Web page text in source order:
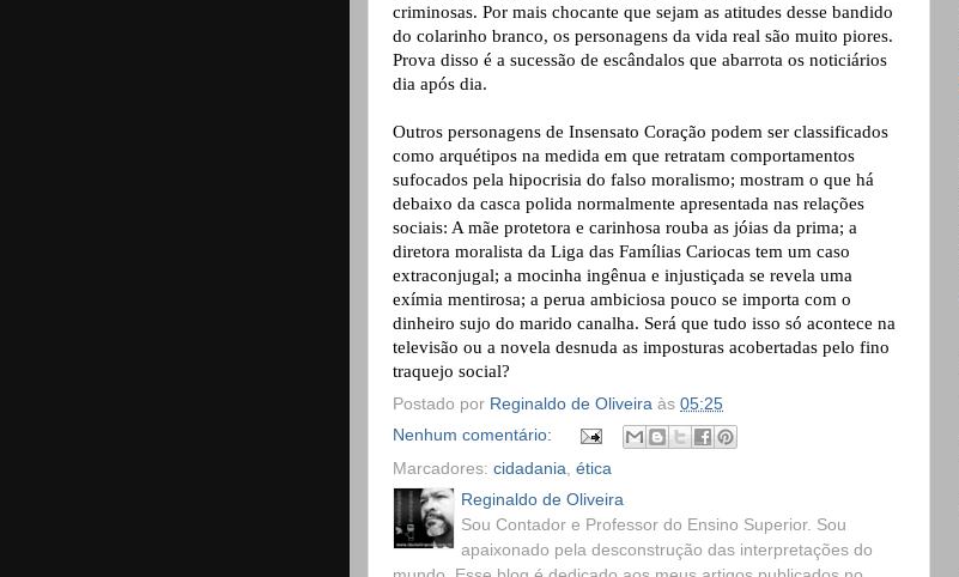
criminosas. Por mais chocante que sejam as atitudes desse bandido
do colarinho branco, os personagens da vida real são muito piores.
Prova disso é a sucessão de escândalos que abarrota os noticiários
dia após dia.
Outros personagens de Insensato Coração podem ser classificados
como arquétipos na medida em que retratam comportamentos
sufocados pela hipocrisia do falso moralismo; mostram o que há
debaixo da casca polida normalmente apresentada nas relações
sociais: A mãe protetora e carinhosa rouba as jóias da prima; a
diretora moralista da Liga das Famílias Cariocas tem um caso
extraconjugal; a mocinha ingênua e injustiçada se revela uma
exímia mentirosa; a perua ambiciosa pouco se importa com o
dinheiro sujo do marido canalha. Será que tudo isso só acontece na
televisão ou a novela desnuda as imposturas acobertadas pelo fino
traquejo social?
Postado por Reginaldo de Oliveira às 05:25
Nenhum comentário:
Marcadores: cidadania ética
Reginaldo de Oliveira
Sou Contador e Professor do Ensino Superior. Sou
apaixonado pela desconstrução das interpretações do